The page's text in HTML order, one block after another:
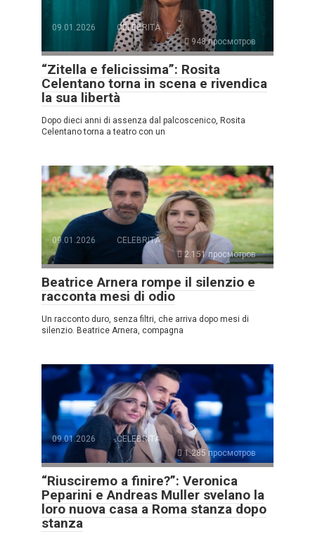
09.01.2026
CELEBRITÀ
948 просмотров
“Zitella e felicissima”: Rosita
Celentano torna in scena e rivendica
la sua libertà
Dopo dieci anni di assenza dal palcoscenico, Rosita
Celentano torna a teatro con un
09.01.2026
CELEBRITÀ
2.151 просмотров
Beatrice Arnera rompe il silenzio e
racconta mesi di odio
Un racconto duro, senza filtri, che arriva dopo mesi di
silenzio. Beatrice Arnera, compagna
09.01.2026
CELEBRITÀ
1.285 просмотров
“Riusciremo a finire?”: Veronica
Peparini e Andreas Muller svelano la
loro nuova casa a Roma stanza dopo
stanza